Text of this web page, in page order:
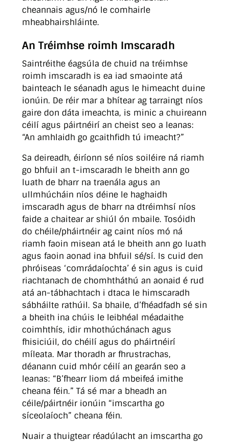
cheannais agus/nó le comhairle
mheabhairshláinte.
An Tréimhse roimh Imscaradh
Saintréithe éagsúla de chuid na tréimhse
roimh imscaradh is ea iad smaointe atá
bainteach le séanadh agus le himeacht duine
ionúin. De réir mar a bhítear ag tarraingt níos
gaire don dáta imeachta, is minic a chuireann
céilí agus páirtnéirí an cheist seo a leanas:
“An amhlaidh go gcaithfidh tú imeacht?”
Sa deireadh, éiríonn sé níos soiléire ná riamh
go bhfuil an t-imscaradh le bheith ann go
luath de bharr na traenála agus an
ullmhúcháin níos déine le haghaidh
imscaradh agus de bharr na dtréimhsí níos
faide a chaitear ar shiúl ón mbaile. Tosóidh
do chéile/pháirtnéir ag caint níos mó ná
riamh faoin misean atá le bheith ann go luath
agus faoin aonad ina bhfuil sé/sí. Is cuid den
phróiseas ‘comrádaíochta’ é sin agus is cuid
riachtanach de chomhtháthú an aonaid é rud
atá an-tábhachtach i dtaca le himscaradh
sábháilte rathúil. Sa bhaile, d’fhéadfadh sé sin
a bheith ina chúis le leibhéal méadaithe
coimhthís, idir mhothúchánach agus
fhisiciúil, do chéilí agus do pháirtnéirí
míleata. Mar thoradh ar fhrustrachas,
déanann cuid mhór céilí an gearán seo a
leanas: “B’fhearr liom dá mbeifeá imithe
cheana féin.” Tá sé mar a bheadh an
céile/páirtnéir ionúin “imscartha go
síceolaíoch” cheana féin.
Nuair a thuigtear réadúlacht an imscartha go